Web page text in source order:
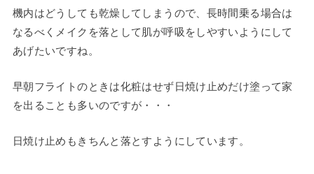
機内はどうしても乾燥してしまうので、長時間乗る場合は
なるべくメイクを落として肌が呼吸をしやすいようにして
あげたいですね。
早朝フライトのときは化粧はせず日焼け止めだけ塗って家
を出ることも多いのですが・・・
日焼け止めもきちんと落とすようにしています。